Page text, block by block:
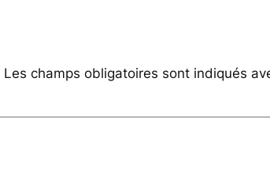
Les champs obligatoires sont indiqués